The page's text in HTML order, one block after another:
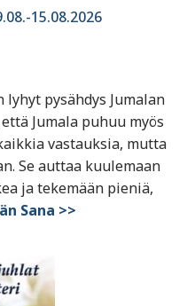
15.08.2026
lyhyt pysähdys Jumalan
Jumala puhuu myös
vastauksia, mutta
Se auttaa kuulemaan
ja tekemään pieniä,
Sana >>